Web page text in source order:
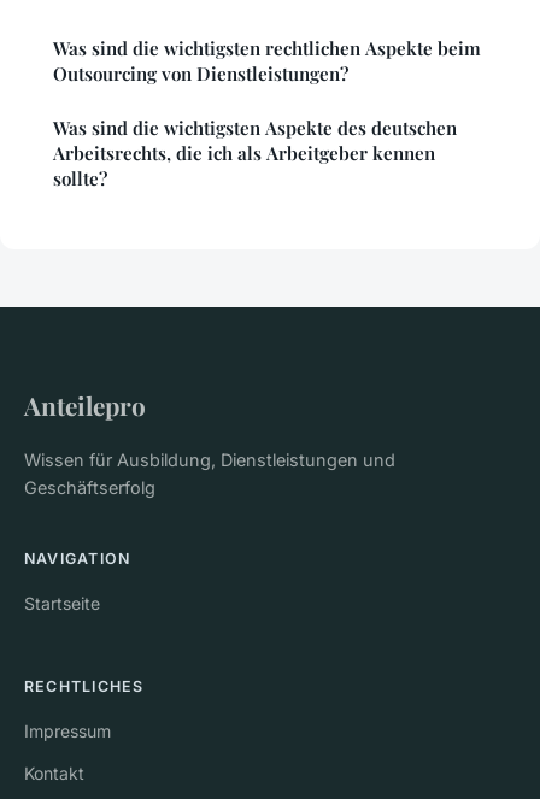
Was sind die wichtigsten rechtlichen Aspekte beim
Outsourcing von Dienstleistungen?
Was sind die wichtigsten Aspekte des deutschen
Arbeitsrechts, die ich als Arbeitgeber kennen
sollte?
Anteilepro
Wissen für Ausbildung, Dienstleistungen und
Geschäftserfolg
NAVIGATION
Startseite
RECHTLICHES
Impressum
Kontakt